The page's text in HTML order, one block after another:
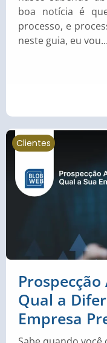
boa notícia é
processo, e
neste guia, eu vou...
Clientes
Qual a
Empresa